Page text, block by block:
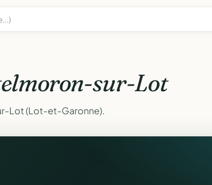
sur-Lot
Lot (Lot-et-Garonne).